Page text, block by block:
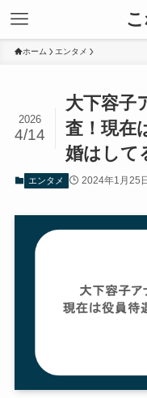
ホーム エンタメ
大下容子
査！現在
婚はして
2026
4/14
エンタメ 2024年1月25日